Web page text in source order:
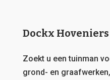
Dockx Hoveniers
Zoekt u een tuinman
grond- en